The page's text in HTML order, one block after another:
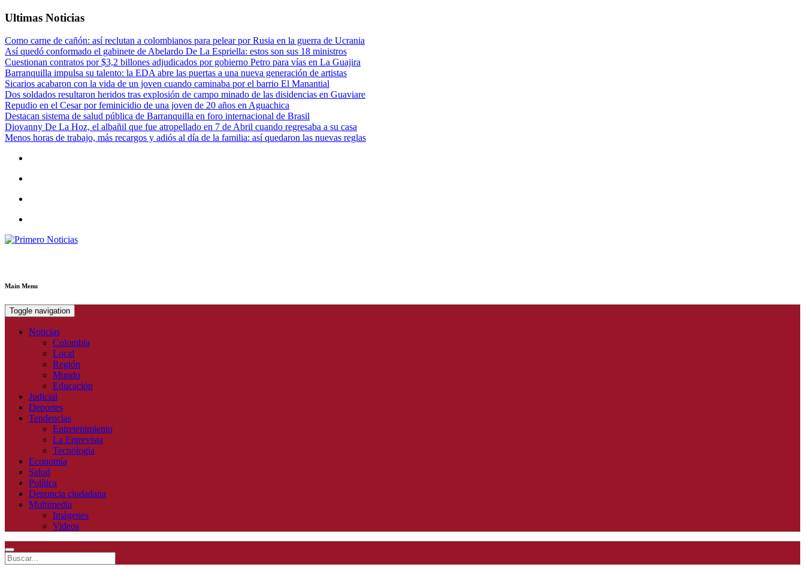
Ultimas Noticias
Como carne de cañón: así reclutan a colombianos para pelear por Rusia en la guerra de Ucrania
Así quedó conformado el gabinete de Abelardo De La Espriella: estos son sus 18 ministros
Cuestionan contratos por $3,2 billones adjudicados por gobierno Petro para vías en La Guajira
Barranquilla impulsa su talento: la EDA abre las puertas a una nueva generación de artistas
Sicarios acabaron con la vida de un joven cuando caminaba por el barrio El Manantial
Dos soldados resultaron heridos tras explosión de campo minado de las disidencias en Guaviare
Repudio en el Cesar por feminicidio de una joven de 20 años en Aguachica
Destacan sistema de salud pública de Barranquilla en foro internacional de Brasil
Diovanny De La Hoz, el albañil que fue atropellado en 7 de Abril cuando regresaba a su casa
Menos horas de trabajo, más recargos y adiós al día de la familia: así quedaron las nuevas reglas
Main Menu
Toggle navigation
Noticias
Colombia
Local
Región
Mundo
Educación
Judicial
Deportes
Tendencias
Entretenimiento
La Entrevista
Tecnologia
Economía
Salud
Política
Denuncia ciudadana
Multimedia
Imágenes
Videos